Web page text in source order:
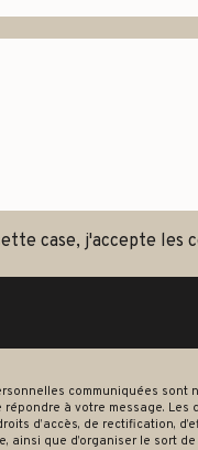
case, j'accepte les
communiquées
répondre à votre message.
d’accès, de rectification,
ainsi que d’organiser le sort